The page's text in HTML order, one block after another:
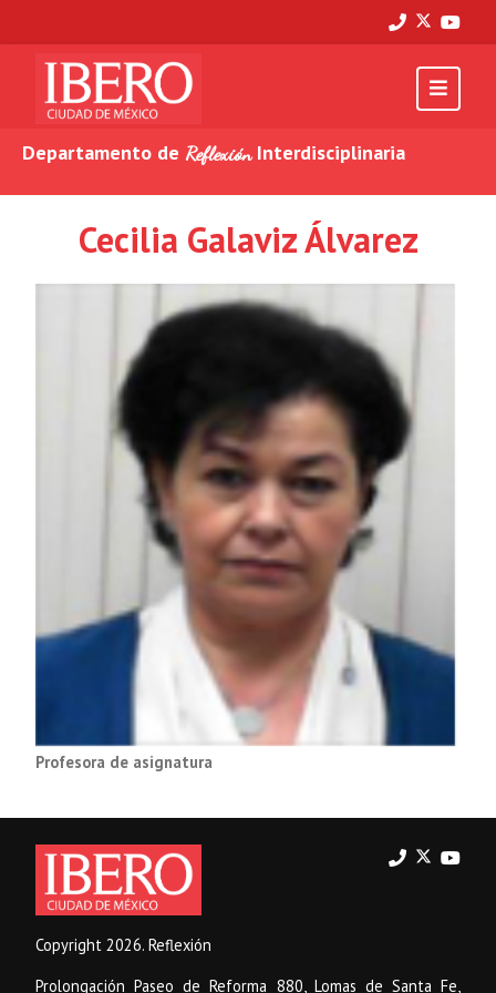
Departamento de ReflexiónInterdisciplinaria
Cecilia Galaviz Álvarez
Profesora de asignatura
Copyright 2026. Reflexión
Prolongación Paseo de Reforma 880, Lomas de Santa Fe,